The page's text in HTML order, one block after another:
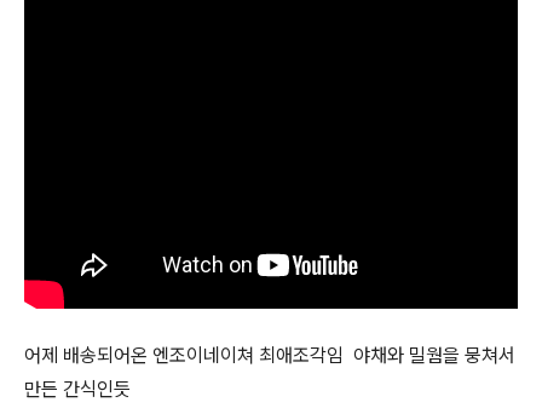
어제 배송되어온 엔조이네이쳐 최애조각임 야채와 밀웜을 뭉쳐서
만든 간식인듯